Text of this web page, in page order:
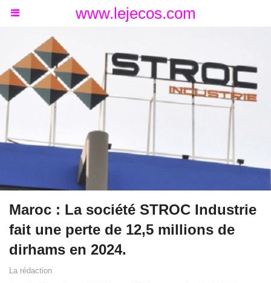
www.lejecos.com
Maroc : La société STROC Industrie
fait une perte de 12,5 millions de
dirhams en 2024.
La rédaction